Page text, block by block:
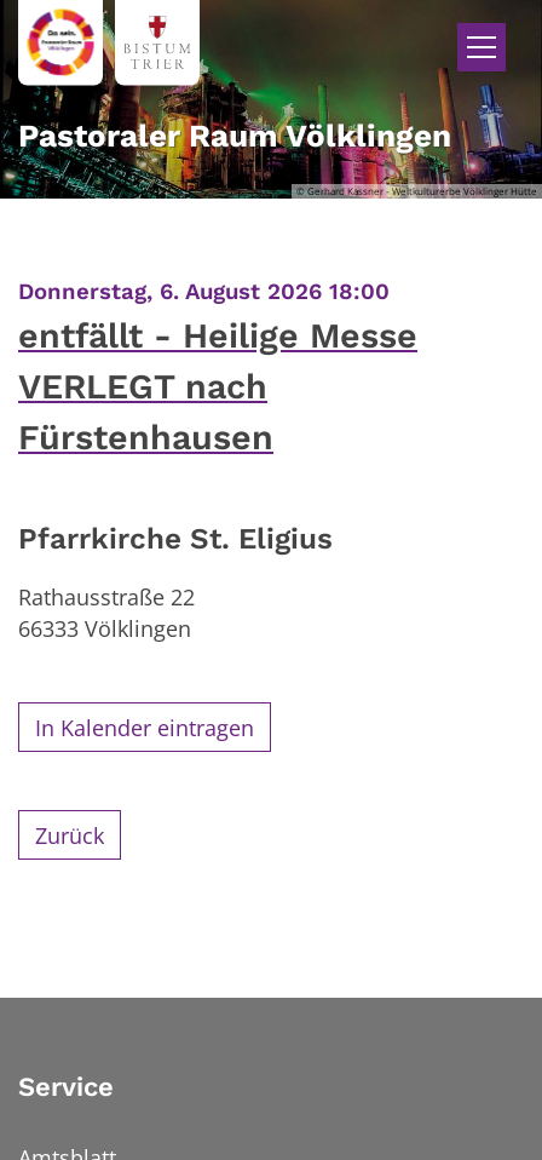
Zum Inhalt springen
© Gerhard Kassner - Weltkulturerbe Völklinger Hütte
Pastoraler Raum Völklingen
Donnerstag, 6. August 2026 18:00
entfällt - Heilige Messe
VERLEGT nach
Fürstenhausen
Pfarrkirche St. Eligius
Rathausstraße 22
66333 Völklingen
In Kalender eintragen
Zurück
Service